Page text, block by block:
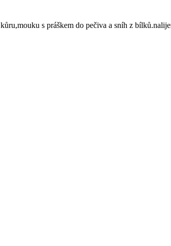
s práškem do pečiva a sníh z